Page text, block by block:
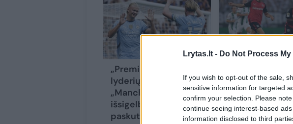
Lrytas.lt - Do Not Process
If you wish to opt-out of the sale,
sensitive information for targeted
confirm your selection. Please
continue seeing interest-based
information disclosed to third
„Premier“ lygos
lyderių akistatoje –
„Manchester City“
išsigelbėjimas
paskutinę minutę
fiestoje –
išsigelbėjimas
„Borussia“
pažeminimas